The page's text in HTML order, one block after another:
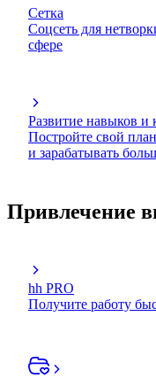
Сетка
Соцсеть для
сфере
Развитие навыков и
Постройте свой
и зарабатывать
Привлечение
hh PRO
Получите работу